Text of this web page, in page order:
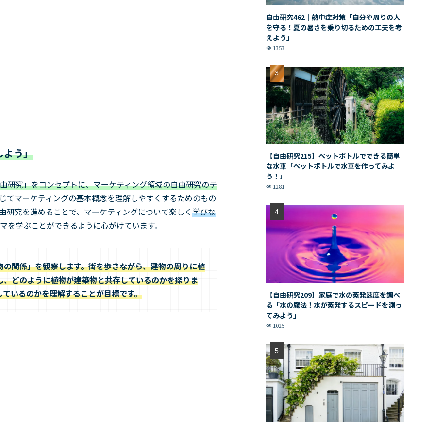
よう」
研究」をコンセプトに、マーケティング領域の自由研究のテ
てマーケティングの基本概念を理解しやすくするためのもの
究を進めることで、マーケティングについて楽しく 学びな
を学ぶことができるように心がけています。
関係」を観察します。街を歩きながら、建物の周りに植
どのように植物が建築物と共存しているのかを探りま
いるのかを理解することが目標です。
自由研究462｜熱中症対策「自分や周りの人
を守る！夏の暑さを乗り切るための工夫を考
えよう」
1353
【自由研究215】ペットボトルでできる簡単
な水車「ペットボトルで水車を作ってみよ
う！」
1281
【自由研究209】家庭で水の蒸発速度を調べ
る「水の魔法！水が蒸発するスピードを測っ
てみよう」
1025